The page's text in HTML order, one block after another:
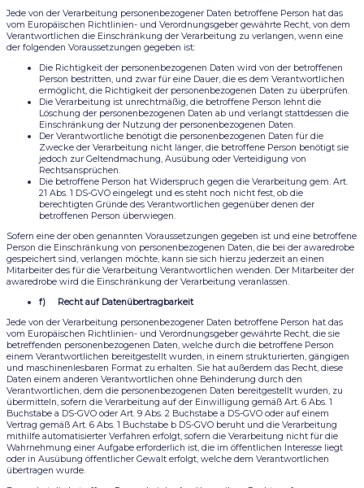
Jede von der Verarbeitung personenbezogener Daten betroffene Person hat das
vom Europäischen Richtlinien- und Verordnungsgeber gewährte Recht, von dem
Verantwortlichen die Einschränkung der Verarbeitung zu verlangen, wenn eine
der folgenden Voraussetzungen gegeben ist:
Die Richtigkeit der personenbezogenen Daten wird von der betroffenen
Person bestritten, und zwar für eine Dauer, die es dem Verantwortlichen
ermöglicht, die Richtigkeit der personenbezogenen Daten zu überprüfen.
Die Verarbeitung ist unrechtmäßig, die betroffene Person lehnt die
Löschung der personenbezogenen Daten ab und verlangt stattdessen die
Einschränkung der Nutzung der personenbezogenen Daten.
Der Verantwortliche benötigt die personenbezogenen Daten für die
Zwecke der Verarbeitung nicht länger, die betroffene Person benötigt sie
jedoch zur Geltendmachung, Ausübung oder Verteidigung von
Rechtsansprüchen.
Die betroffene Person hat Widerspruch gegen die Verarbeitung gem. Art.
21 Abs. 1 DS-GVO eingelegt und es steht noch nicht fest, ob die
berechtigten Gründe des Verantwortlichen gegenüber denen der
betroffenen Person überwiegen.
Sofern eine der oben genannten Voraussetzungen gegeben ist und eine betroffene
Person die Einschränkung von personenbezogenen Daten, die bei der awaredrobe
gespeichert sind, verlangen möchte, kann sie sich hierzu jederzeit an einen
Mitarbeiter des für die Verarbeitung Verantwortlichen wenden. Der Mitarbeiter der
awaredrobe wird die Einschränkung der Verarbeitung veranlassen.
f) Recht auf Datenübertragbarkeit
Jede von der Verarbeitung personenbezogener Daten betroffene Person hat das
vom Europäischen Richtlinien- und Verordnungsgeber gewährte Recht, die sie
betreffenden personenbezogenen Daten, welche durch die betroffene Person
einem Verantwortlichen bereitgestellt wurden, in einem strukturierten, gängigen
und maschinenlesbaren Format zu erhalten. Sie hat außerdem das Recht, diese
Daten einem anderen Verantwortlichen ohne Behinderung durch den
Verantwortlichen, dem die personenbezogenen Daten bereitgestellt wurden, zu
übermitteln, sofern die Verarbeitung auf der Einwilligung gemäß Art. 6 Abs. 1
Buchstabe a DS-GVO oder Art. 9 Abs. 2 Buchstabe a DS-GVO oder auf einem
Vertrag gemäß Art. 6 Abs. 1 Buchstabe b DS-GVO beruht und die Verarbeitung
mithilfe automatisierter Verfahren erfolgt, sofern die Verarbeitung nicht für die
Wahrnehmung einer Aufgabe erforderlich ist, die im öffentlichen Interesse liegt
oder in Ausübung öffentlicher Gewalt erfolgt, welche dem Verantwortlichen
übertragen wurde.